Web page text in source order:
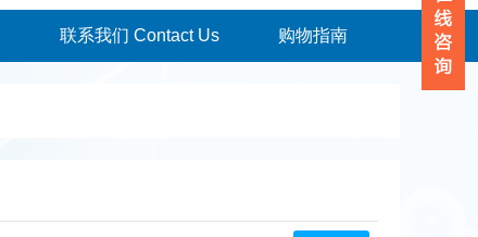
联系我们 Contact Us 购物指南